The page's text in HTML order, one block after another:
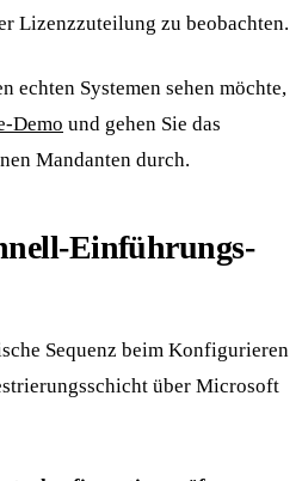
Lizenzzuteilung zu beobachten.
echten Systemen sehen möchte,
Demo und gehen Sie das
Mandanten durch.
Einführungs-
Sequenz beim Konfigurieren
über Microsoft